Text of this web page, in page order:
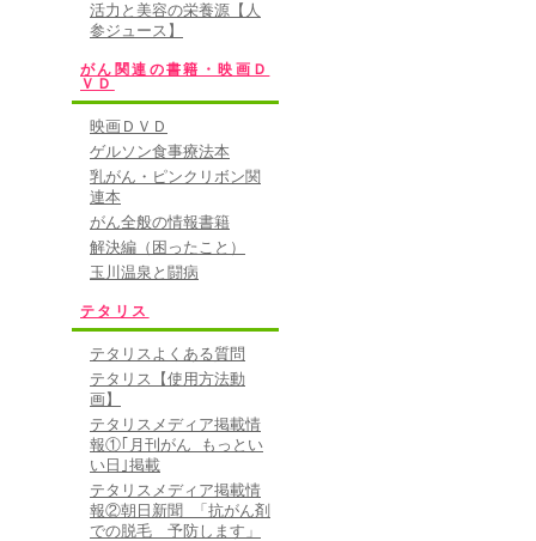
活力と美容の栄養源【人
参ジュース】
がん関連の書籍・映画Ｄ
ＶＤ
映画ＤＶＤ
ゲルソン食事療法本
乳がん・ピンクリボン関
連本
がん全般の情報書籍
解決編（困ったこと）
玉川温泉と闘病
テタリス
テタリスよくある質問
テタリス【使用方法動
画】
テタリスメディア掲載情
報①｢月刊がん もっとい
い日｣掲載
テタリスメディア掲載情
報②朝日新聞 「抗がん剤
での脱毛 予防します」